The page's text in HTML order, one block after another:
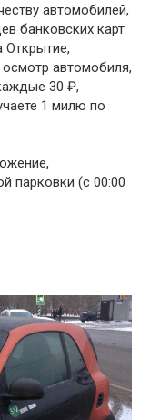
автомобилей,
банковских карт
Открытие,
автомобиля,
30 ₽,
1 милю по
парковки (с 00:00